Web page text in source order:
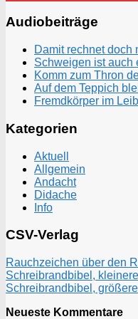
Audiobeiträge
Damit rechnet doch
Schweigen ist auch
Komm zum Thron
Auf dem Teppich
Fremdkörper im
Kategorien
Aktuell
Allgemein
Andacht
Didache
Info
CSV-Verlag
Rauchzeichen über den
Schreibrandbibel,
Schreibrandbibel,
Neueste Kommentare